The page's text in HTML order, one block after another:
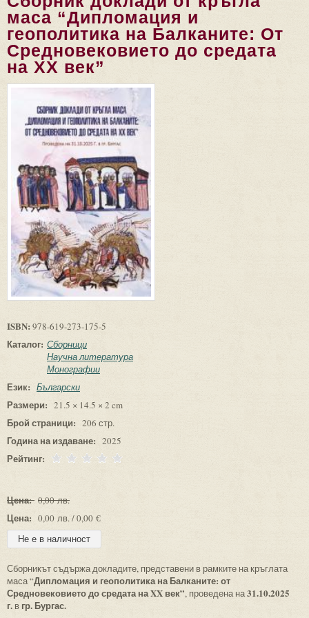
маса “Дипломация и
геополитика на Балканите: От
Средновековието до средата
на ХХ век”
ISBN: 978-619-273-175-5
Каталог: Сборници
Научна литература
Монографии
Език: Български
Размери: 21.5 × 14.5 × 2 cm
Брой страници: 206 стр.
Година на издаване: 2025
Рейтинг:
Цена: 0,00 лв.
Цена: 0,00 лв. / 0,00 €
Сборникът съдържа докладите, представени в рамките на кръглата
маса “Дипломация и геополитика на Балканите: от
Средновековието до средата на XX век”, проведена на31.10.2025
г. в гр. Бургас.